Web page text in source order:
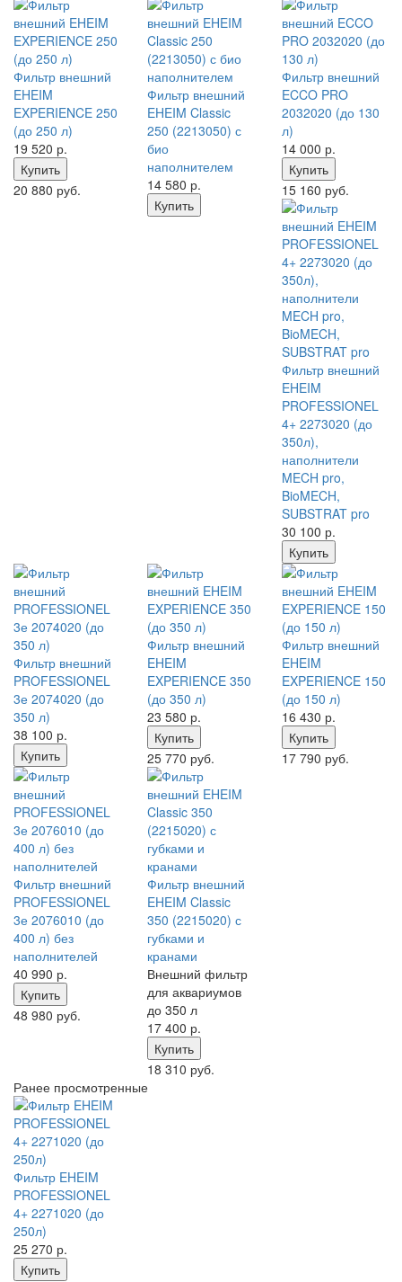
Фильтр внешний
EHEIM
EXPERIENCE 250
(до 250 л)
19 520 р.
Купить
20 880 руб.
Фильтр внешний
EHEIM Classic
250 (2213050) с
био
наполнителем
14 580 р.
Купить
Фильтр внешний
ECCO PRO
2032020 (до 130
л)
14 000 р.
Купить
15 160 руб.
Фильтр внешний
EHEIM
PROFESSIONEL
4+ 2273020 (до
350л),
наполнители
MECH pro,
BioMECH,
SUBSTRAT pro
30 100 р.
Купить
Фильтр внешний
PROFESSIONEL
3е 2074020 (до
350 л)
38 100 р.
Купить
Фильтр внешний
EHEIM
EXPERIENCE 350
(до 350 л)
23 580 р.
Купить
25 770 руб.
Фильтр внешний
EHEIM
EXPERIENCE 150
(до 150 л)
16 430 р.
Купить
17 790 руб.
Фильтр внешний
PROFESSIONEL
3е 2076010 (до
400 л) без
наполнителей
40 990 р.
Купить
48 980 руб.
Фильтр внешний
EHEIM Classic
350 (2215020) с
губками и
кранами
Внешний фильтр
для аквариумов
до 350 л
17 400 р.
Купить
18 310 руб.
Ранее просмотренные
Фильтр EHEIM
PROFESSIONEL
4+ 2271020 (до
250л)
25 270 р.
Купить